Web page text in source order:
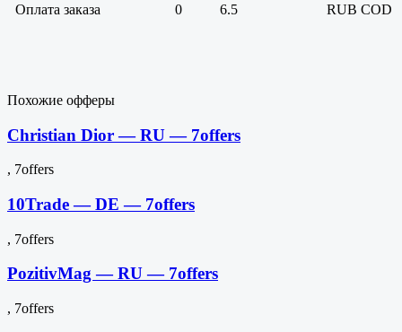
Оплата заказа
0 6.5 RUB COD
Похожие офферы
Christian Dior — RU — 7offers
, 7offers
10Trade — DE — 7offers
, 7offers
PozitivMag — RU — 7offers
, 7offers